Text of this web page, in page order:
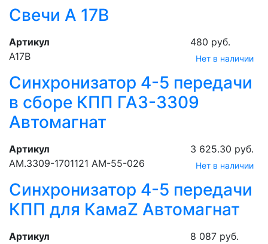
Свечи А 17В
Артикул
А17В
480 руб.
Нет в наличии
Синхронизатор 4-5 передачи
в сборе КПП ГАЗ-3309
Автомагнат
Артикул
АМ.3309-1701121 АМ-55-026
3 625.30 руб.
Нет в наличии
Синхронизатор 4-5 передачи
КПП для КамаZ Автомагнат
Артикул
8 087 руб.